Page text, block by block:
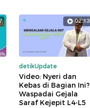
02:13
detikUpdate
Video: Nyeri dan
Kebas di Bagian Ini?
Waspadai Gejala
Saraf Kejepit L4-L5